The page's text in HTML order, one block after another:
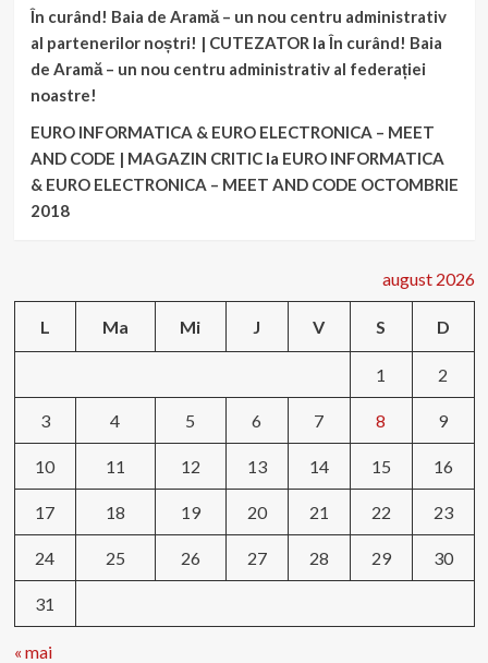
În curând! Baia de Aramă – un nou centru administrativ
al partenerilor noștri! | CUTEZATOR laÎn curând! Baia
de Aramă – un nou centru administrativ al federației
noastre!
EURO INFORMATICA & EURO ELECTRONICA – MEET
AND CODE | MAGAZIN CRITICla EURO INFORMATICA
& EURO ELECTRONICA – MEET AND CODE OCTOMBRIE
2018
august 2026
L Ma Mi J V S D
1 2
3 4 5 6 7 8 9
10 11 12 13 14 15 16
17 18 19 20 21 22 23
24 25 26 27 28 29 30
31
« mai